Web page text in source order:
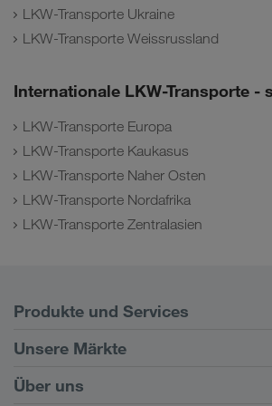
LKW-Transporte Ukraine
LKW-Transporte Weissrussland
Internationale LKW-Transporte -
LKW-Transporte Europa
LKW-Transporte Kaukasus
LKW-Transporte Naher Osten
LKW-Transporte Nordafrika
LKW-Transporte Zentralasien
Produkte und Services
Straßentransporte
Kundenportal CONNECT
Unsere Märkte
Europa
Über uns